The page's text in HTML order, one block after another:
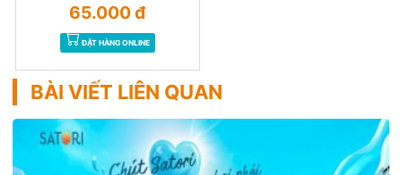
65.000 đ
ĐẶT HÀNG ONLINE
BÀI VIẾT LIÊN QUAN